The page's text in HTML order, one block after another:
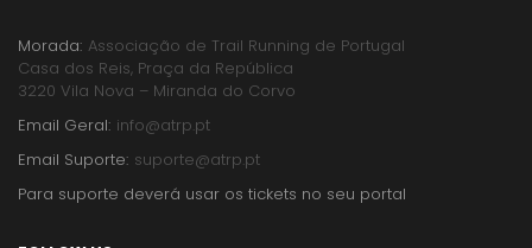
Morada: Associação de Trail Running de Portugal
Casa dos Reis, Praça da República
3220 Vila Nova – Miranda do Corvo
Email Geral: info@atrp.pt
Email Suporte: suporte@atrp.pt
Para suporte deverá usar os tickets no seu portal